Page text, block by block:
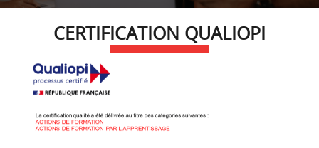
CERTIFICATION QUALIOPI